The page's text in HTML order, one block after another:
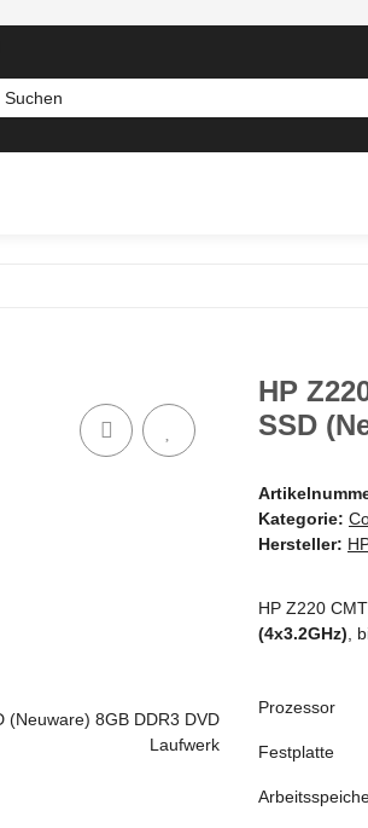
HP
SSD
Kategorie:
Hersteller:
HP Z220
(4x3.2GHz) ,
Prozessor
Festplatte